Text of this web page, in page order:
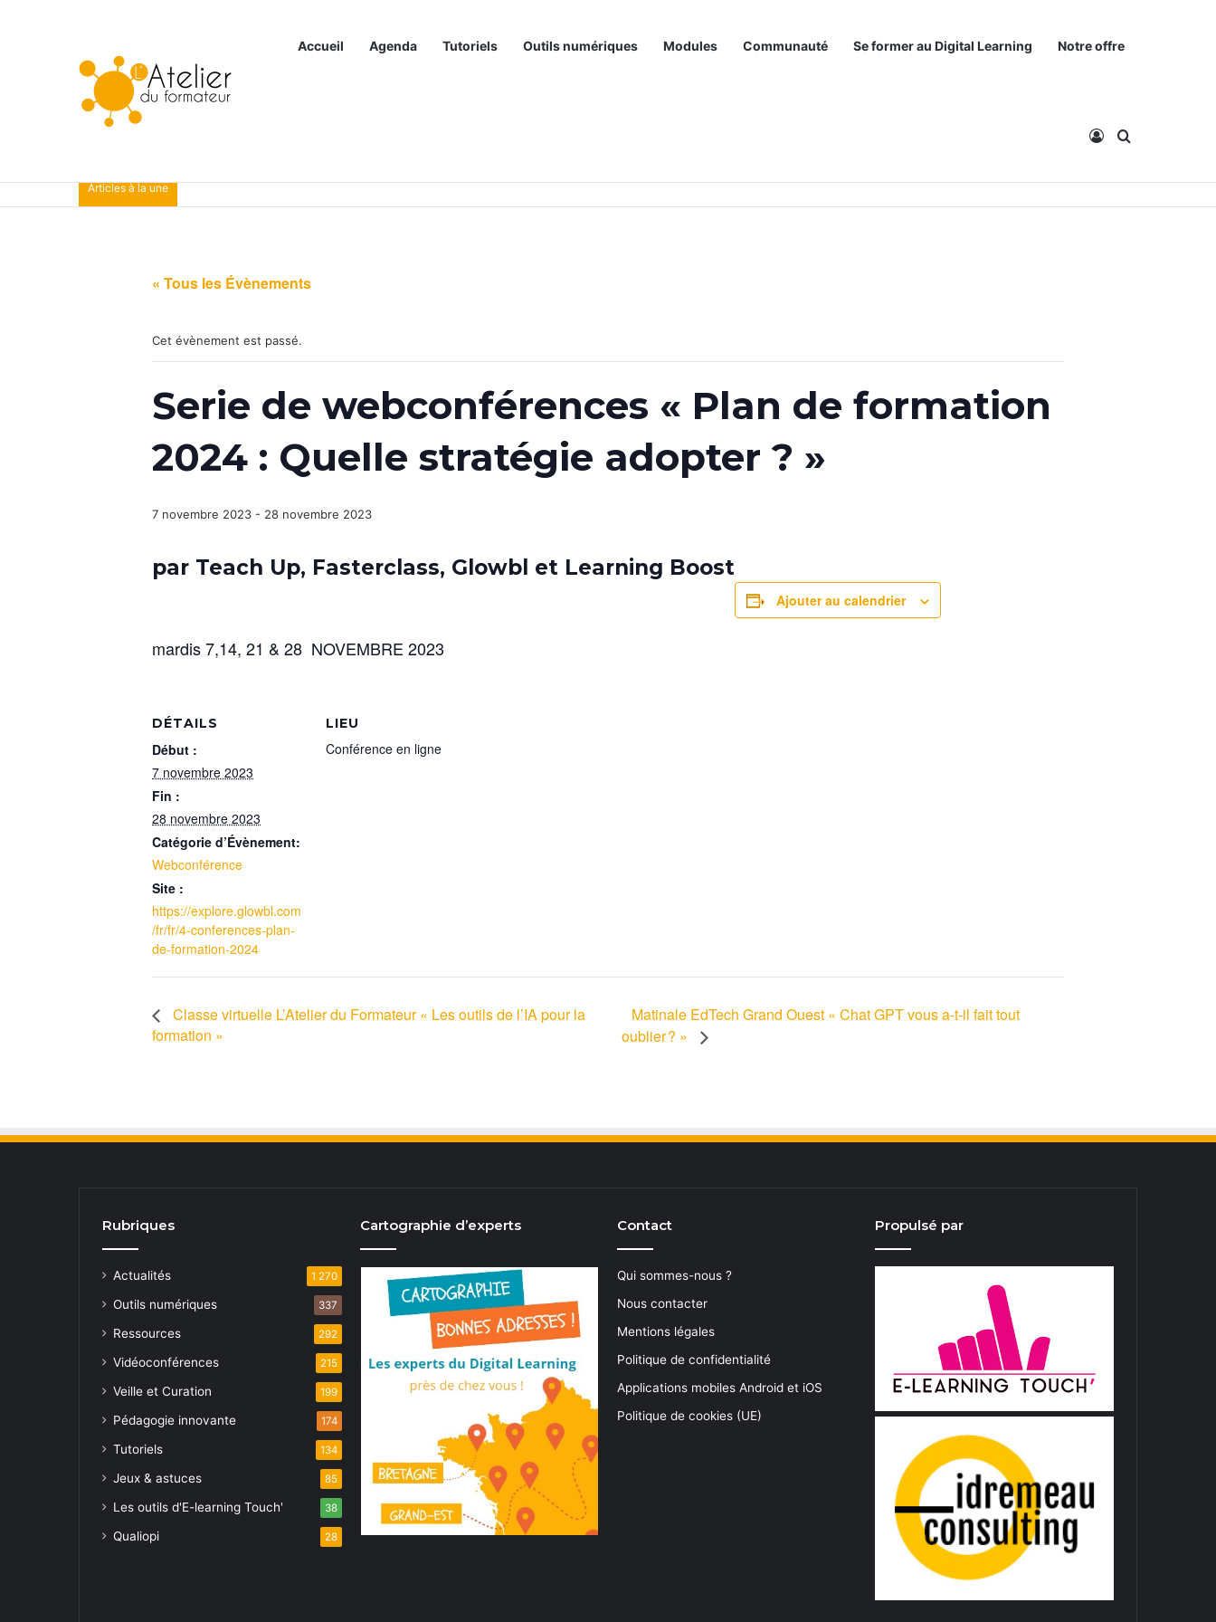
Accueil Agenda Tutoriels Outils numériques Modules Communauté Se former au Digital Learning Notre offre
Connexion
Rechercher
Articles à la une
« Tous les Évènements
Cet évènement est passé.
Serie de webconférences « Plan de formation
2024 : Quelle stratégie adopter ? »
7 novembre 2023 - 28 novembre 2023
par Teach Up, Fasterclass, Glowbl et Learning Boost
mardis 7,14, 21 & 28 NOVEMBRE 2023
Ajouter au calendrier
DÉTAILS
Début :
7 novembre 2023
Fin :
28 novembre 2023
Catégorie d’Évènement:
Webconférence
Site :
https://explore.glowbl.com
/fr/fr/4-conferences-plan-
de-formation-2024
LIEU
Conférence en ligne
Classe virtuelle L’Atelier du Formateur « Les outils de l’IA pour la
formation »
Matinale EdTech Grand Ouest « Chat GPT vous a-t-il fait tout
oublier ? »
Rubriques
Actualités 1 270
Outils numériques 337
Ressources 292
Vidéoconférences 215
Veille et Curation 199
Pédagogie innovante 174
Tutoriels 134
Jeux & astuces 85
Les outils d'E-learning Touch' 38
Qualiopi 28
Cartographie d’experts Contact
Qui sommes-nous ?
Nous contacter
Mentions légales
Politique de confidentialité
Applications mobiles Android et iOS
Politique de cookies (UE)
Propulsé par